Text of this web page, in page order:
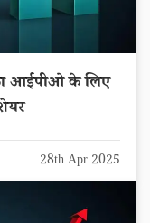
आईपीओ के लिए
28th Apr 2025